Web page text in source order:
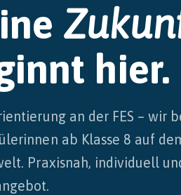
hier.
an der FES – wir
ab Klasse 8 auf
Praxisnah, individuell